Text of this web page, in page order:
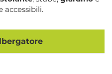
accessibili.